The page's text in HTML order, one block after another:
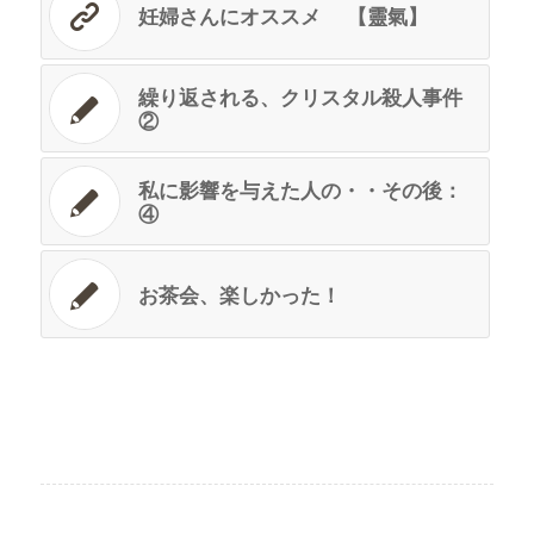
妊婦さんにオススメ 【靈氣】
繰り返される、クリスタル殺人事件
②
私に影響を与えた人の・・その後：
④
お茶会、楽しかった！